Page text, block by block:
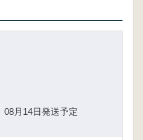
08月14日発送予定